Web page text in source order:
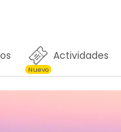
Actividades
Nuevo